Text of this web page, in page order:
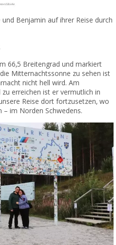
Benjamin auf ihrer Reise durch
66,5 Breitengrad und markiert
Mitternachtssonne zu sehen ist
nicht hell wird. Am
erreichen ist er vermutlich in
Reise dort fortzusetzen, wo
im Norden Schwedens.